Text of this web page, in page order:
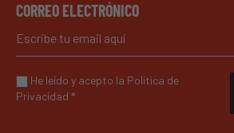
CORREO ELECTRÓNICO
He leído y acepto la Política de
Privacidad *